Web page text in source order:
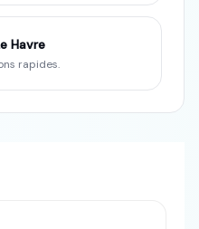
Havre
rapides.